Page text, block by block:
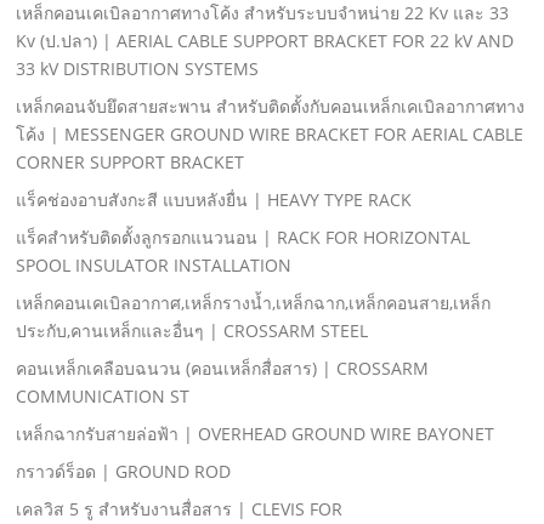
เหล็กคอนเคเบิลอากาศทางโค้ง สําหรับระบบจําหน่าย 22 Kv และ 33
Kv (ป.ปลา) | AERIAL CABLE SUPPORT BRACKET FOR 22 kV AND
33 kV DISTRIBUTION SYSTEMS
เหล็กคอนจับยึดสายสะพาน สําหรับติดตั้งกับคอนเหล็กเคเบิลอากาศทาง
โค้ง | MESSENGER GROUND WIRE BRACKET FOR AERIAL CABLE
CORNER SUPPORT BRACKET
แร็คช่องอาบสังกะสี แบบหลังยื่น | HEAVY TYPE RACK
แร็คสําหรับติดตั้งลูกรอกแนวนอน | RACK FOR HORIZONTAL
SPOOL INSULATOR INSTALLATION
เหล็กคอนเคเบิลอากาศ,เหล็กรางนํ้า,เหล็กฉาก,เหล็กคอนสาย,เหล็ก
ประกับ,คานเหล็กและอื่นๆ | CROSSARM STEEL
คอนเหล็กเคลือบฉนวน (คอนเหล็กสื่อสาร) | CROSSARM
COMMUNICATION ST
เหล็กฉากรับสายล่อฟ้า | OVERHEAD GROUND WIRE BAYONET
กราวด์ร็อด | GROUND ROD
เคลวิส 5 รู สําหรับงานสื่อสาร | CLEVIS FOR